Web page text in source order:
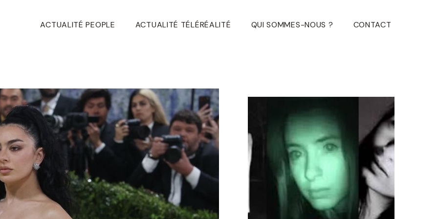
ACTUALITÉ PEOPLE ACTUALITÉ TÉLÉRÉALITÉ QUI SOMMES-NOUS ? CONTACT